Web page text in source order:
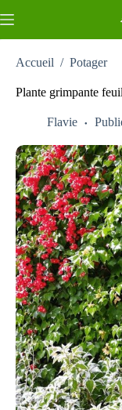
au
Accueil / Potager
Plante grimpante
Flavie